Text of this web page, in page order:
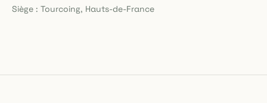
Siège : Tourcoing, Hauts-de-France